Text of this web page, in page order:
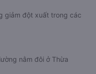
giảm đột xuất trong các
nằm đôi ở Thừa